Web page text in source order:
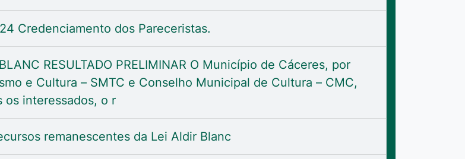
Credenciamento dos Pareceristas.
RESULTADO PRELIMINAR O Município de Cáceres, por
e Cultura – SMTC e Conselho Municipal de Cultura – CMC,
interessados, o r
remanescentes da Lei Aldir Blanc